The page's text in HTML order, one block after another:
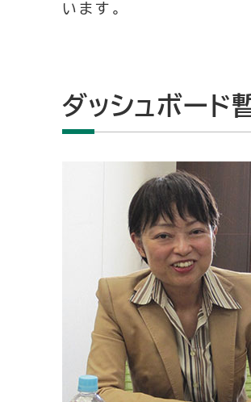
います。
ダッシュボード